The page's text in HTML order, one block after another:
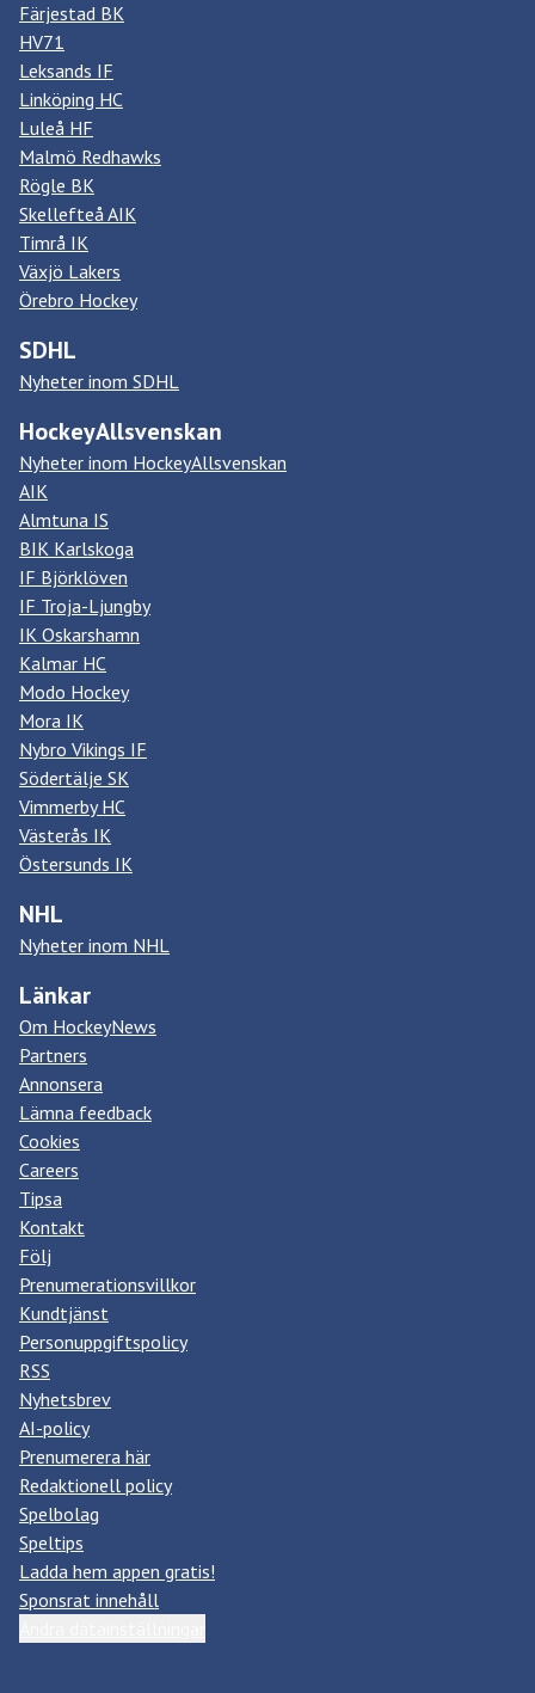
Färjestad BK
HV71
Leksands IF
Linköping HC
Luleå HF
Malmö Redhawks
Rögle BK
Skellefteå AIK
Timrå IK
Växjö Lakers
Örebro Hockey
SDHL
Nyheter inom SDHL
HockeyAllsvenskan
Nyheter inom HockeyAllsvenskan
AIK
Almtuna IS
BIK Karlskoga
IF Björklöven
IF Troja-Ljungby
IK Oskarshamn
Kalmar HC
Modo Hockey
Mora IK
Nybro Vikings IF
Södertälje SK
Vimmerby HC
Västerås IK
Östersunds IK
NHL
Nyheter inom NHL
Länkar
Om HockeyNews
Partners
Annonsera
Lämna feedback
Cookies
Careers
Tipsa
Kontakt
Följ
Prenumerationsvillkor
Kundtjänst
Personuppgiftspolicy
RSS
Nyhetsbrev
AI-policy
Prenumerera här
Redaktionell policy
Spelbolag
Speltips
Ladda hem appen gratis!
Sponsrat innehåll